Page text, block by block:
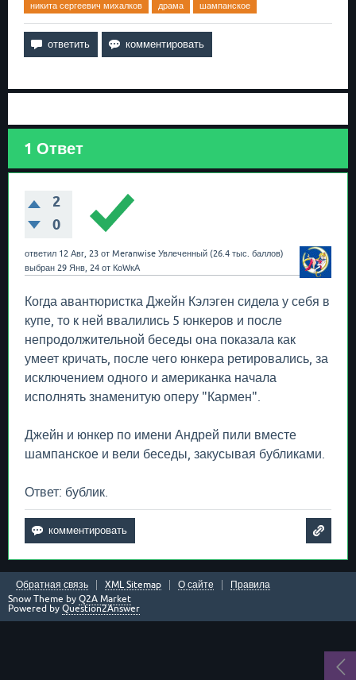
никита сергеевич михалков
драма шампанское
1 Ответ
2
0
ответил 12 Авг, 23 от Meranwise Увлеченный (26.4 тыс. баллов)
выбран 29 Янв, 24 от КоWкА
Когда авантюристка Джейн Кэлэген сидела у себя в
купе, то к ней ввалились 5 юнкеров и после
непродолжительной беседы она показала как
умеет кричать, после чего юнкера ретировались, за
исключением одного и американка начала
исполнять знаменитую оперу "Кармен".
Джейн и юнкер по имени Андрей пили вместе
шампанское и вели беседы, закусывая бубликами.
Ответ: бублик.
Обратная связь XML Sitemap О сайте
Правила
Snow Theme by Q2A Market
Powered by Question2Answer